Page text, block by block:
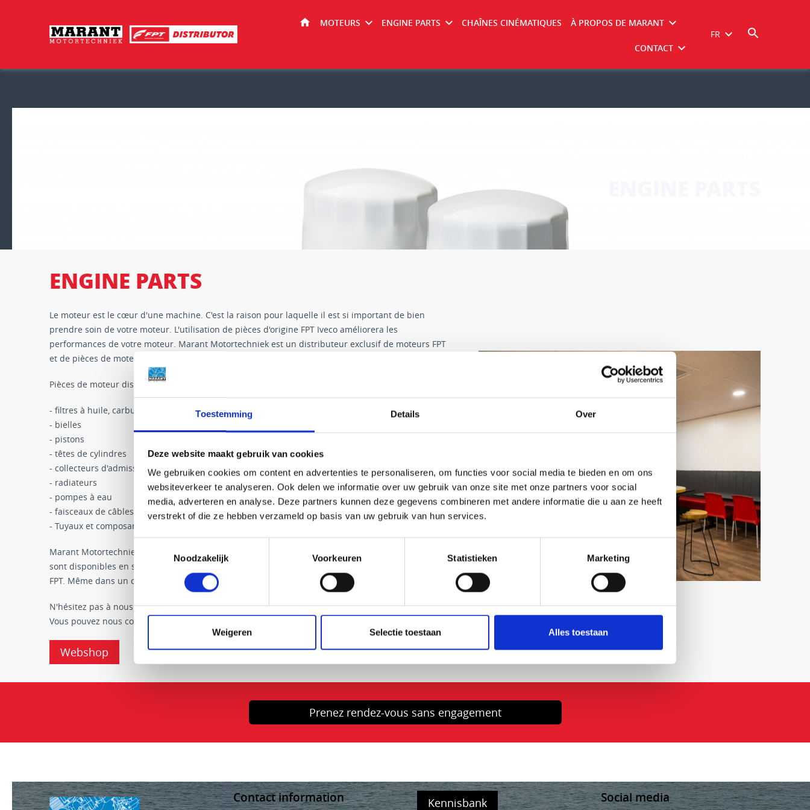
Toestemming Details Over
Deze website maakt gebruik van cookies
We gebruiken cookies om content en advertenties te personaliseren, om functies voor social media te bieden en om ons
websiteverkeer te analyseren. Ook delen we informatie over uw gebruik van onze site met onze partners voor social
media, adverteren en analyse. Deze partners kunnen deze gegevens combineren met andere informatie die u aan ze heeft
verstrekt of die ze hebben verzameld op basis van uw gebruik van hun services.
Noodzakelijk
Voorkeuren Statistieken Marketing
Weigeren Selectie toestaan Alles toestaan
HOME
MOTEURS ENGINE PARTS CHAÎNES CINÉMATIQUES À PROPOS DE MARANT
CONTACT
FR
ENGINE PARTS
Le moteur est le cœur d'une machine. C'est la raison pour laquelle il est si important de bien
prendre soin de votre moteur. L'utilisation de pièces d'origine FPT Iveco améliorera les
performances de votre moteur. Marant Motortechniek est un distributeur exclusif de moteurs FPT
et de pièces de moteur FPT.
Pièces de moteur disponibles en stock:
- filtres à huile, carburant et air
- bielles
- pistons
- têtes de cylindres
- collecteurs d'admission et d'échappement
- radiateurs
- pompes à eau
- faisceaux de câbles et connecteurs
- Tuyaux et composants Adblue
Marant Motortechniek propose une large gamme de pièces de moteur. La plupart de nos produits
sont disponibles en stock, bien que certains produits puissent devoir être commandés auprès de
FPT. Même dans un cas comme celui-ci, la plupart des pièces sont disponibles dans les deux jours.
N'hésitez pas à nous contacter si vous avez des questions.
Vous pouvez nous contacter via le +31 (0) 418-745800.
Webshop
Prenez rendez-vous sans engagement
Contact information Kennisbank Social media